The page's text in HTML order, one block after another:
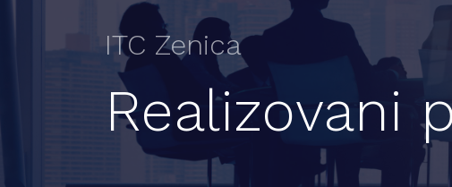
ITC Zenica
Realizovani